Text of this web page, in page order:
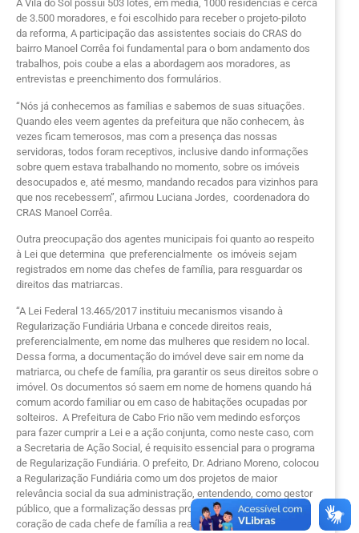
A Vila do Sol possui 503 lotes, em média, 1000 residências e cerca
de 3.500 moradores, e foi escolhido para receber o projeto-piloto
da reforma, A participação das assistentes sociais do CRAS do
bairro Manoel Corrêa foi fundamental para o bom andamento dos
trabalhos, pois coube a elas a abordagem aos moradores, as
entrevistas e preenchimento dos formulários.
“Nós já conhecemos as famílias e sabemos de suas situações.
Quando eles veem agentes da prefeitura que não conhecem, às
vezes ficam temerosos, mas com a presença das nossas
servidoras, todos foram receptivos, inclusive dando informações
sobre quem estava trabalhando no momento, sobre os imóveis
desocupados e, até mesmo, mandando recados para vizinhos para
que nos recebessem”, afirmou Luciana Jordes, coordenadora do
CRAS Manoel Corrêa.
Outra preocupação dos agentes municipais foi quanto ao respeito
à Lei que determina que preferencialmente os imóveis sejam
registrados em nome das chefes de família, para resguardar os
direitos das matriarcas.
“A Lei Federal 13.465/2017 instituiu mecanismos visando à
Regularização Fundiária Urbana e concede direitos reais,
preferencialmente, em nome das mulheres que residem no local.
Dessa forma, a documentação do imóvel deve sair em nome da
matriarca, ou chefe de família, pra garantir os seus direitos sobre o
imóvel. Os documentos só saem em nome de homens quando há
comum acordo familiar ou em caso de habitações ocupadas por
solteiros. A Prefeitura de Cabo Frio não vem medindo esforços
para fazer cumprir a Lei e a ação conjunta, como neste caso, com
a Secretaria de Ação Social, é requisito essencial para o programa
de Regularização Fundiária. O prefeito, Dr. Adriano Moreno, colocou
a Regularização Fundiária como um dos projetos de maior
relevância social da sua administração, entendendo, como gestor
público, que a formalização dessas propriedades representa no
coração de cada chefe de família a realização de um sonho,